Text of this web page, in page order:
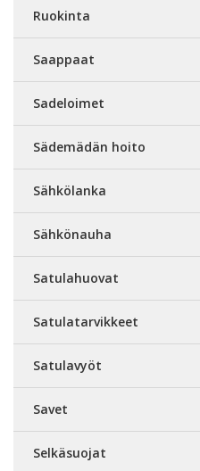
Ruokinta
Saappaat
Sadeloimet
Sädemädän hoito
Sähkölanka
Sähkönauha
Satulahuovat
Satulatarvikkeet
Satulavyöt
Savet
Selkäsuojat